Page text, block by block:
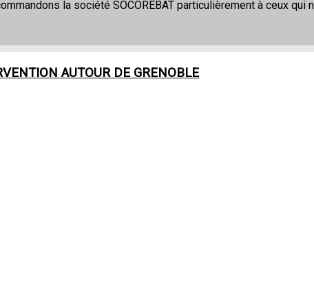
la société SOCOREBAT particulièrement à ceux qui
AUTOUR DE GRENOBLE